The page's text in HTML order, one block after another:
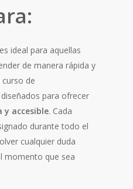
ideal para aquellas
de manera rápida y
de
para ofrecer
accesible. Cada
durante todo el
cualquier duda
momento que sea